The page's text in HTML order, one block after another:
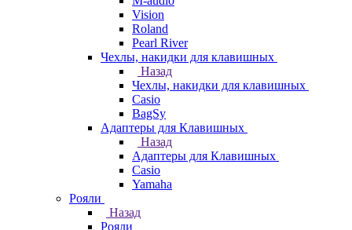
Vision
Roland
Pearl River
Чехлы, накидки для клавишных
Назад
Чехлы, накидки для клавишных
Casio
BagSy
Адаптеры для Клавишных
Назад
Адаптеры для Клавишных
Casio
Yamaha
Рояли
Назад
Рояли